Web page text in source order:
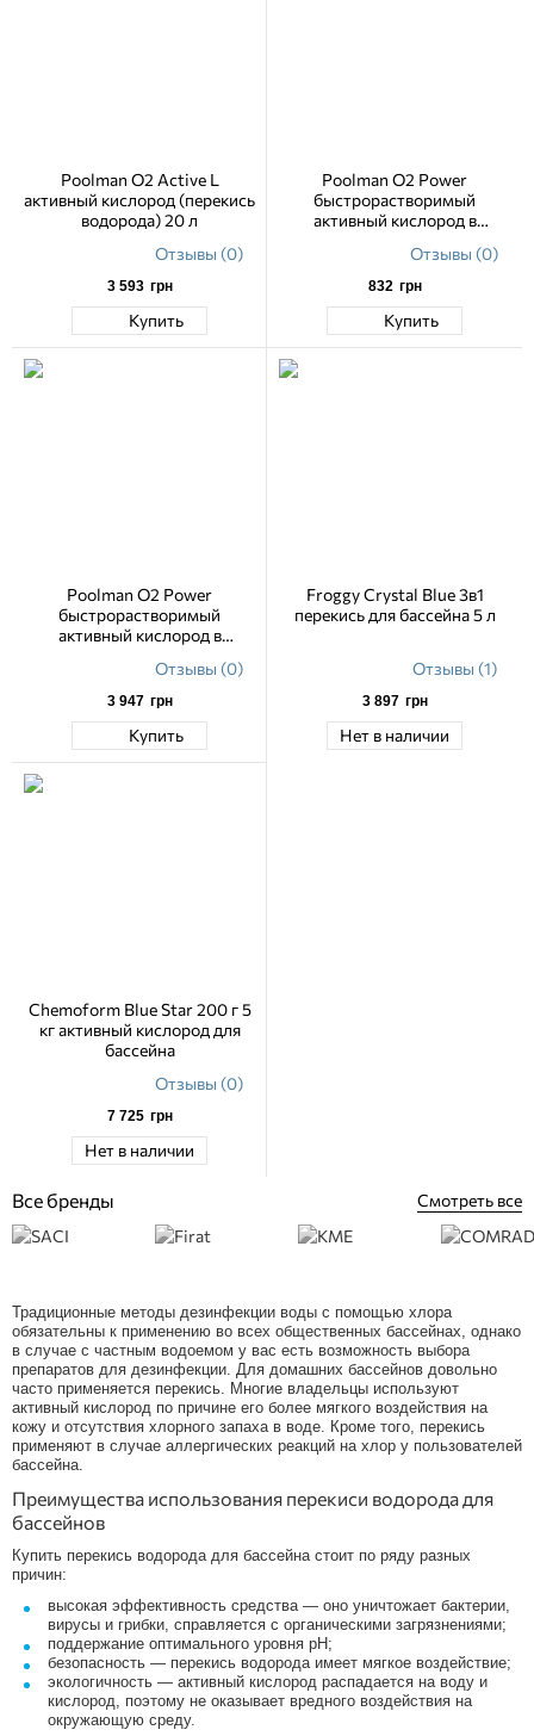
Poolman O2 Active L
активный кислород (перекись
водорода) 20 л
Отзывы (0)
3 593 грн
Купить
Poolman O2 Power
быстрорастворимый
активный кислород в
Отзывы (0)
832 грн
Купить
Poolman O2 Power
быстрорастворимый
активный кислород в
Отзывы (0)
3 947 грн
Купить
Froggy Crystal Blue 3в1
перекись для бассейна 5 л
Отзывы (1)
3 897 грн
Нет в наличии
Chemoform Blue Star 200 г 5
кг активный кислород для
бассейна
Отзывы (0)
7 725 грн
Нет в наличии
Все бренды Смотреть все
Традиционные методы дезинфекции воды с помощью хлора
обязательны к применению во всех общественных бассейнах, однако
в случае с частным водоемом у вас есть возможность выбора
препаратов для дезинфекции. Для домашних бассейнов довольно
часто применяется перекись. Многие владельцы используют
активный кислород по причине его более мягкого воздействия на
кожу и отсутствия хлорного запаха в воде. Кроме того, перекись
применяют в случае аллергических реакций на хлор у пользователей
бассейна.
Преимущества использования перекиси водорода для
бассейнов
Купить перекись водорода для бассейна стоит по ряду разных
причин:
высокая эффективность средства — оно уничтожает бактерии,
вирусы и грибки, справляется с органическими загрязнениями;
поддержание оптимального уровня pH;
безопасность — перекись водорода имеет мягкое воздействие;
экологичность — активный кислород распадается на воду и
кислород, поэтому не оказывает вредного воздействия на
окружающую среду.